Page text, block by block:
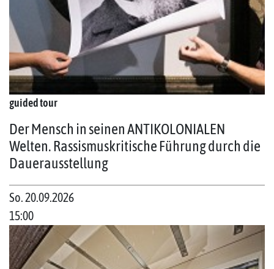
guided tour
Der Mensch in seinen ANTIKOLONIALEN
Welten. Rassismuskritische Führung durch die
Dauerausstellung
So. 20.09.2026
15:00